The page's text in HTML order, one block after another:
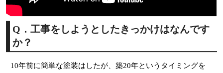
Q．工事をしようとしたきっかけはなんです
か？
10年前に簡単な塗装はしたが、築20年というタイミングを